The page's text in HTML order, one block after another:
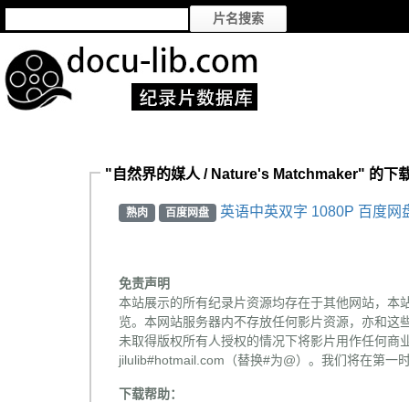
"自然界的媒人 / Nature's Matchmaker" 的下
熟肉 百度网盘 英语中英双字 1080P 百度网
免责声明
本站展示的所有纪录片资源均存在于其他网站，本
览。本网站服务器内不存放任何影片资源，亦和
未取得版权所有人授权的情况下将影片用作任何
jilulib#hotmail.com（替换#为@）。我们将在第一
下载帮助：